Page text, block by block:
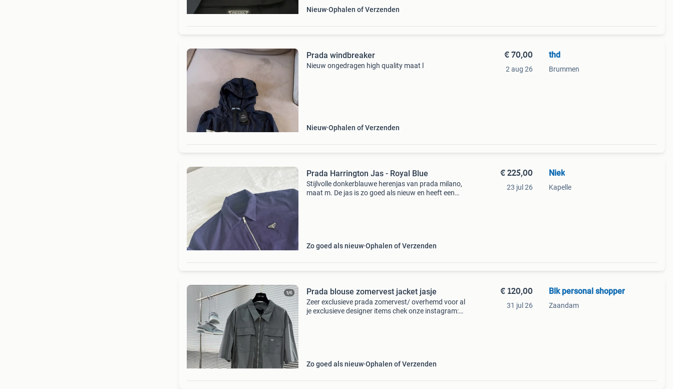
Nieuw Ophalen of Verzenden
Prada windbreaker
Nieuw ongedragen high quality maat l
Nieuw Ophalen of Verzenden
€ 70,00
2 aug 26
thd
Brummen
Prada Harrington Jas - Royal Blue
Stijlvolle donkerblauwe herenjas van prada milano,
maat m. De jas is zo goed als nieuw en heeft een
Zo goed als nieuw Ophalen of Verzenden
€ 225,00
23 jul 26
Niek
Kapelle
Prada blouse zomervest jacket jasje
Zeer exclusieve prada zomervest/ overhemd voor al
je exclusieve designer items chek onze instagram:
Zo goed als nieuw Ophalen of Verzenden
€ 120,00
31 jul 26
Blk personal shopper
Zaandam